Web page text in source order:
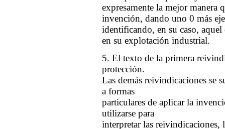
expresamente la mejor manera
invención, dando uno 0 más
identificando, en su caso,
en su explotación industrial.
5. El texto de la primera
protección.
Las demás reivindicaciones se
a formas
particulares de aplicar la
utilizarse para
interpretar las reivindicaciones,